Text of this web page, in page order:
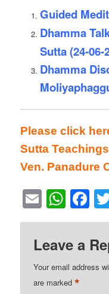
Guided
Dhamma
Sutta (24-06-
Dhamma
Please click
Sutta
Ven. Panadure
Email
Leave a
Your email address
are marked*